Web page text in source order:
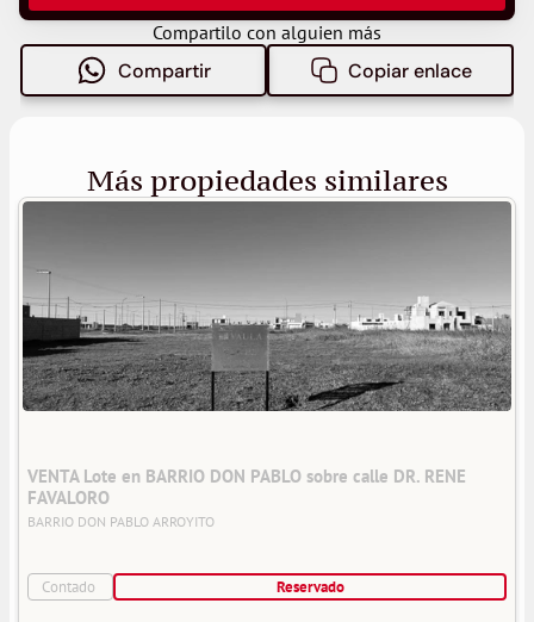
Compartilo con alguien más
Compartir Copiar enlace
Más propiedades similares
VENTA Lote en BARRIO DON PABLO sobre calle DR. RENE
FAVALORO
BARRIO DON PABLO ARROYITO
Contado Reservado